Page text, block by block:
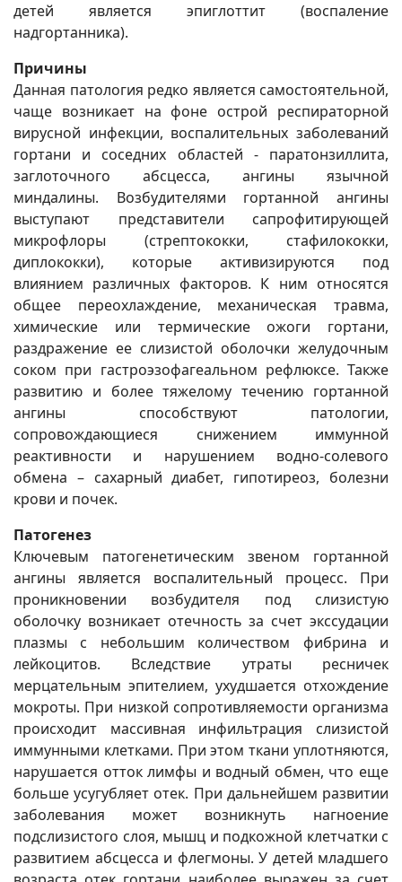
детей является эпиглоттит (воспаление
надгортанника).
Причины
Данная патология редко является самостоятельной,
чаще возникает на фоне острой респираторной
вирусной инфекции, воспалительных заболеваний
гортани и соседних областей - паратонзиллита,
заглоточного абсцесса, ангины язычной
миндалины. Возбудителями гортанной ангины
выступают представители сапрофитирующей
микрофлоры (стрептококки, стафилококки,
диплококки), которые активизируются под
влиянием различных факторов. К ним относятся
общее переохлаждение, механическая травма,
химические или термические ожоги гортани,
раздражение ее слизистой оболочки желудочным
соком при гастроэзофагеальном рефлюксе. Также
развитию и более тяжелому течению гортанной
ангины способствуют патологии,
сопровождающиеся снижением иммунной
реактивности и нарушением водно-солевого
обмена – сахарный диабет, гипотиреоз, болезни
крови и почек.
Патогенез
Ключевым патогенетическим звеном гортанной
ангины является воспалительный процесс. При
проникновении возбудителя под слизистую
оболочку возникает отечность за счет экссудации
плазмы с небольшим количеством фибрина и
лейкоцитов. Вследствие утраты ресничек
мерцательным эпителием, ухудшается отхождение
мокроты. При низкой сопротивляемости организма
происходит массивная инфильтрация слизистой
иммунными клетками. При этом ткани уплотняются,
нарушается отток лимфы и водный обмен, что еще
больше усугубляет отек. При дальнейшем развитии
заболевания может возникнуть нагноение
подслизистого слоя, мышц и подкожной клетчатки с
развитием абсцесса и флегмоны. У детей младшего